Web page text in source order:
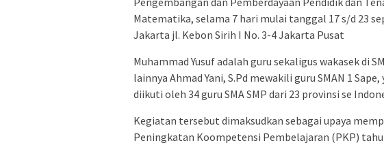
Matematika, selama 7 hari mulai tanggal 17 s/d 23
Jakarta jl. Kebon Sirih I No. 3-4 Jakarta Pusat
Muhammad Yusuf adalah guru sekaligus wakasek di
lainnya Ahmad Yani, S.Pd mewakili guru SMAN 1
diikuti oleh 34 guru SMA SMP dari 23 provinsi se
Kegiatan tersebut dimaksudkan sebagai upaya
Peningkatan Koompetensi Pembelajaran (PKP)